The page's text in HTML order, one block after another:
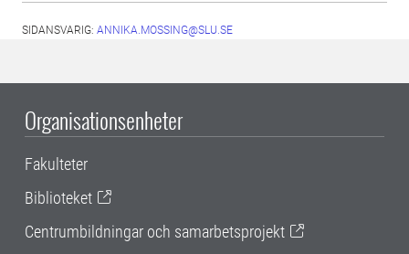
SIDANSVARIG: ANNIKA.MOSSING@SLU.SE
Organisationsenheter
Fakulteter
Biblioteket
Centrumbildningar och samarbetsprojekt